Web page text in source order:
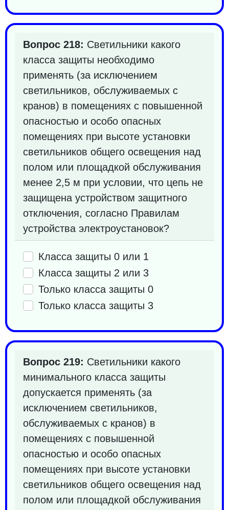
Вопрос 218: Светильники какого
класса защиты необходимо
применять (за исключением
светильников, обслуживаемых с
кранов) в помещениях с повышенной
опасностью и особо опасных
помещениях при высоте установки
светильников общего освещения над
полом или площадкой обслуживания
менее 2,5 м при условии, что цепь не
защищена устройством защитного
отключения, согласно Правилам
устройства электроустановок?
Класса защиты 0 или 1
Класса защиты 2 или 3
Только класса защиты 0
Только класса защиты 3
Вопрос 219: Светильники какого
минимального класса защиты
допускается применять (за
исключением светильников,
обслуживаемых с кранов) в
помещениях с повышенной
опасностью и особо опасных
помещениях при высоте установки
светильников общего освещения над
полом или площадкой обслуживания